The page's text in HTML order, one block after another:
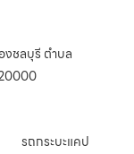
งชลบุรี ตำบล
รถกระบะแคป